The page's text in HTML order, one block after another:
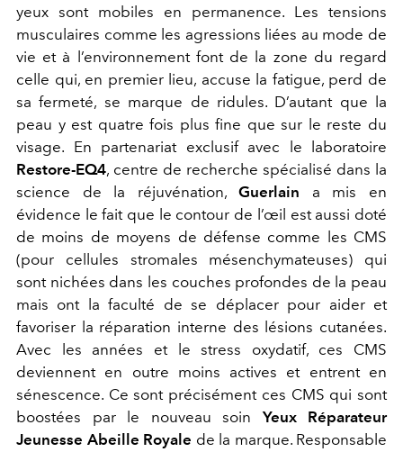
yeux sont mobiles en permanence. Les tensions
musculaires comme les agressions liées au mode de
vie et à l’environnement font de la zone du regard
celle qui, en premier lieu, accuse la fatigue, perd de
sa fermeté, se marque de ridules. D’autant que la
peau y est quatre fois plus fine que sur le reste du
visage. En partenariat exclusif avec le laboratoire
Restore-EQ4, centre de recherche spécialisé dans la
science de la réjuvénation,Guerlain a mis en
évidence le fait que le contour de l’œil est aussi doté
de moins de moyens de défense comme les CMS
(pour cellules stromales mésenchymateuses) qui
sont nichées dans les couches profondes de la peau
mais ont la faculté de se déplacer pour aider et
favoriser la réparation interne des lésions cutanées.
Avec les années et le stress oxydatif, ces CMS
deviennent en outre moins actives et entrent en
sénescence. Ce sont précisément ces CMS qui sont
boostées par le nouveau soin Yeux Réparateur
Jeunesse Abeille Royale de la marque. Responsable